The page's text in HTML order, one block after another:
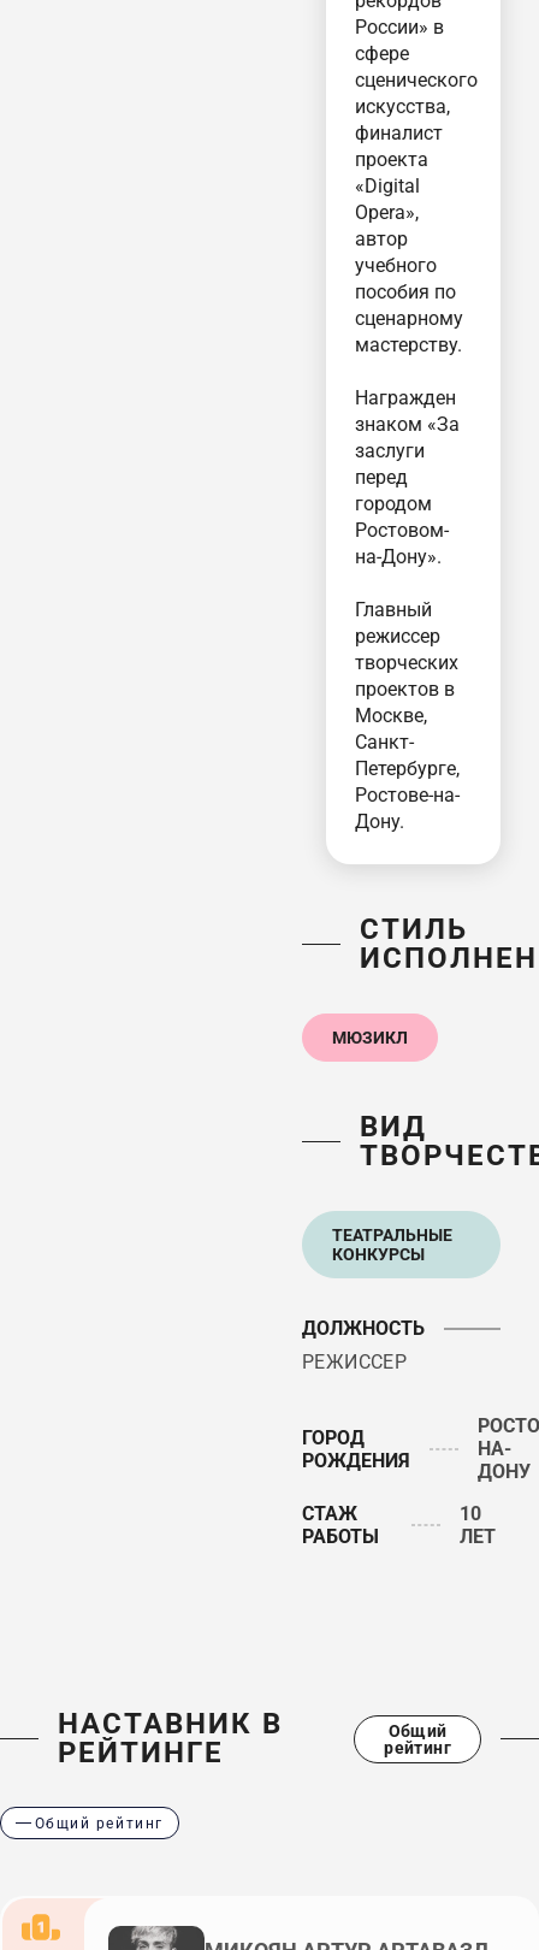
России» в
сфере
сценического
искусства,
финалист
проекта
«Digital
Opera»,
автор
учебного
пособия по
сценарному
мастерству.
Награжден
знаком «За
заслуги
перед
городом
Ростовом-
на-Дону».
Главный
режиссер
творческих
проектов в
Москве,
Санкт-
Петербурге,
Ростове-на-
Дону.
СТИЛЬ
МЮЗИКЛ
ВИД
ТЕАТРАЛЬНЫЕ
КОНКУРСЫ
ДОЛЖНОСТЬ
РЕЖИССЕР
ГОРОД
РОЖДЕНИЯ
НА-
ДОНУ
СТАЖ
РАБОТЫ
10
ЛЕТ
НАСТАВНИК В
РЕЙТИНГЕ
Общий
рейтинг
Общий рейтинг